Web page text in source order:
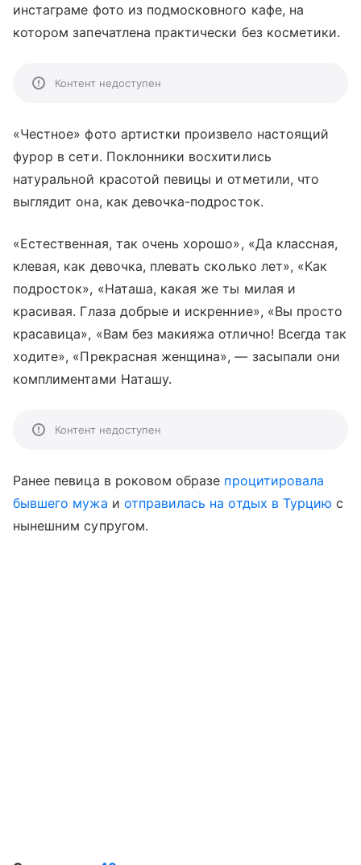
инстаграме фото из подмосковного кафе, на
котором запечатлена практически без косметики.
Контент недоступен
«Честное» фото артистки произвело настоящий
фурор в сети. Поклонники восхитились
натуральной красотой певицы и отметили, что
выглядит она, как девочка-подросток.
«Естественная, так очень хорошо», «Да классная,
клевая, как девочка, плевать сколько лет», «Как
подросток», «Наташа, какая же ты милая и
красивая. Глаза добрые и искренние», «Вы просто
красавица», «Вам без макияжа отлично! Всегда так
ходите», «Прекрасная женщина», — засыпали они
комплиментами Наташу.
Контент недоступен
Ранее певица в роковом образе процитировала
бывшего мужа и отправилась на отдых в Турцию с
нынешним супругом.